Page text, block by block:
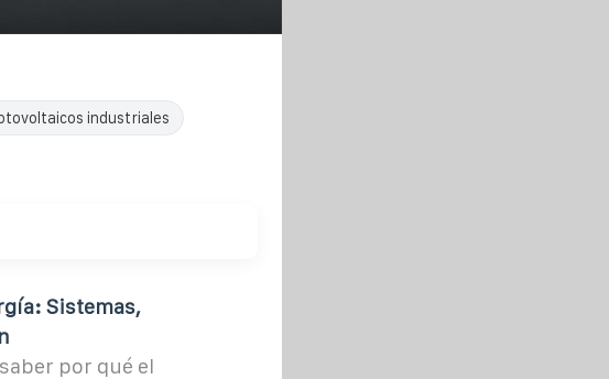
industriales
Sistemas,
por qué el